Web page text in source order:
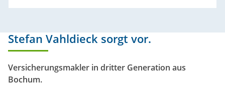
Stefan Vahldieck sorgt vor.
Versicherungsmakler in dritter Generation aus
Bochum.